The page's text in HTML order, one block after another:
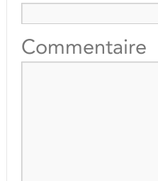
Commentaire